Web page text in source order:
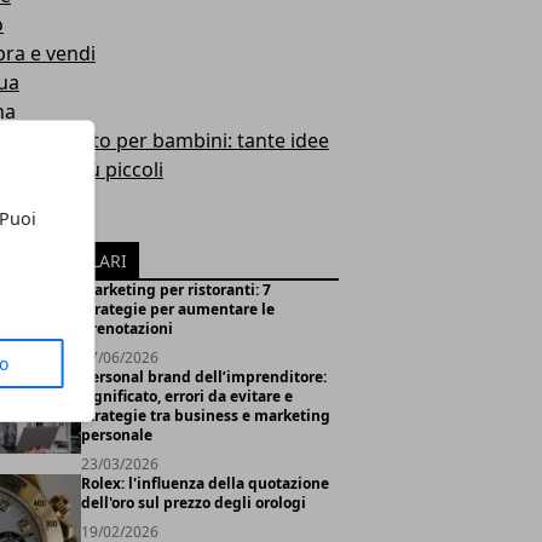
e vendi
uncinetto per bambini: tante idee
per i più piccoli
POPOLARI
Marketing per ristoranti: 7
strategie per aumentare le
prenotazioni
17/06/2026
Personal brand dell’imprenditore:
significato, errori da evitare e
strategie tra business e marketing
personale
23/03/2026
Rolex: l'influenza della quotazione
dell'oro sul prezzo degli orologi
19/02/2026